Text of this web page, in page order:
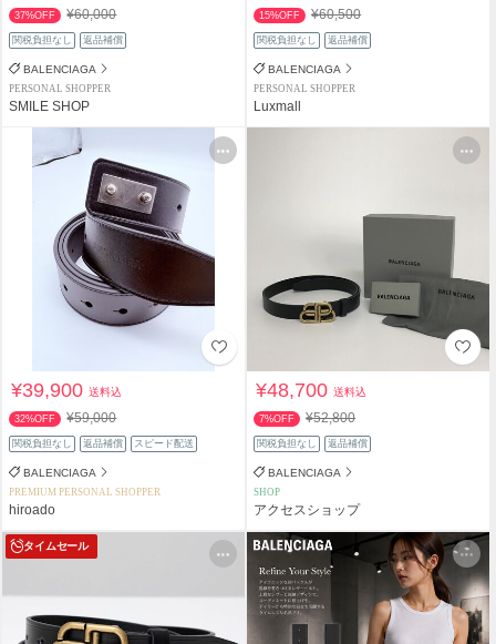
37%OFF ¥60,000
関税負担なし 返品補償
BALENCIAGA
PERSONAL SHOPPER
SMILE SHOP
15%OFF ¥60,500
関税負担なし 返品補償
BALENCIAGA
PERSONAL SHOPPER
Luxmall
¥39,900送料込
32%OFF ¥59,000
関税負担なし 返品補償 スピード配送
BALENCIAGA
PREMIUM PERSONAL SHOPPER
hiroado
¥48,700送料込
7%OFF ¥52,800
関税負担なし 返品補償
BALENCIAGA
SHOP
アクセスショップ
タイムセール